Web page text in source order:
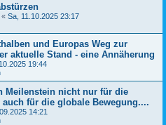
« Sa, 11.10.2025 23:17
und Europas Weg zur
aktuelle Stand - eine Annäherung
19:44
Meilenstein nicht nur für die
für die globale Bewegung....
14:21